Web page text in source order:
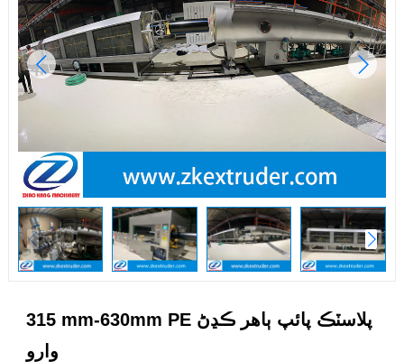
315 mm-630mm PE پلاسٽڪ پائپ ٻاهر ڪڍڻ
وارو